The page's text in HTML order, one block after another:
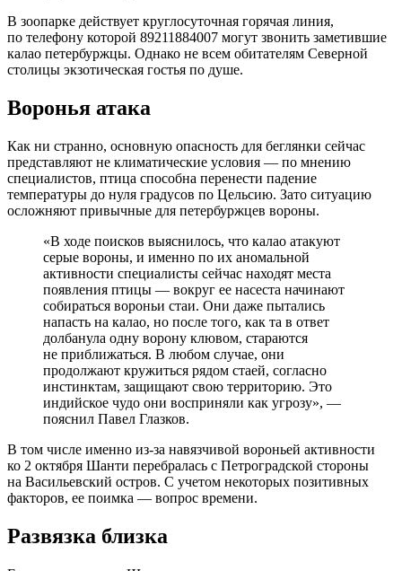
В зоопарке действует круглосуточная горячая линия,
по телефону которой 89211884007 могут звонить заметившие
калао петербуржцы. Однако не всем обитателям Северной
столицы экзотическая гостья по душе.
Воронья атака
Как ни странно, основную опасность для беглянки сейчас
представляют не климатические условия — по мнению
специалистов, птица способна перенести падение
температуры до нуля градусов по Цельсию. Зато ситуацию
осложняют привычные для петербуржцев вороны.
«В ходе поисков выяснилось, что калао атакуют
серые вороны, и именно по их аномальной
активности специалисты сейчас находят места
появления птицы — вокруг ее насеста начинают
собираться вороньи стаи. Они даже пытались
напасть на калао, но после того, как та в ответ
долбанула одну ворону клювом, стараются
не приближаться. В любом случае, они
продолжают кружиться рядом стаей, согласно
инстинктам, защищают свою территорию. Это
индийское чудо они восприняли как угрозу», —
пояснил Павел Глазков.
В том числе именно из-за навязчивой вороньей активности
ко 2 октября Шанти перебралась с Петроградской стороны
на Васильевский остров. С учетом некоторых позитивных
факторов, ее поимка — вопрос времени.
Развязка близка